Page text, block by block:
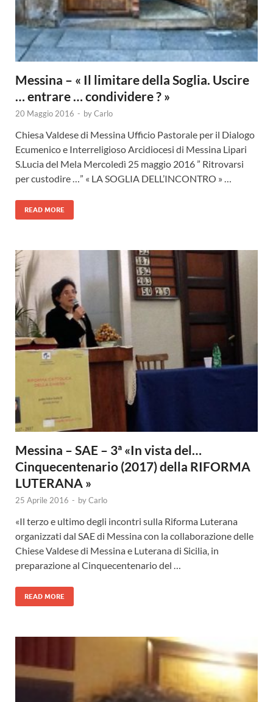
Messina – « Il limitare della Soglia. Uscire
… entrare … condividere ? »
20 Maggio 2016 - byCarlo
Chiesa Valdese di Messina Ufficio Pastorale per il Dialogo
Ecumenico e Interreligioso Arcidiocesi di Messina Lipari
S.Lucia del Mela Mercoledì 25 maggio 2016 ” Ritrovarsi
per custodire …” « LA SOGLIA DELL’INCONTRO » …
READ MORE
Messina – SAE – 3ª «In vista del…
Cinquecentenario (2017) della RIFORMA
LUTERANA »
25 Aprile 2016 - byCarlo
«Il terzo e ultimo degli incontri sulla Riforma Luterana
organizzati dal SAE di Messina con la collaborazione delle
Chiese Valdese di Messina e Luterana di Sicilia, in
preparazione al Cinquecentenario del …
READ MORE